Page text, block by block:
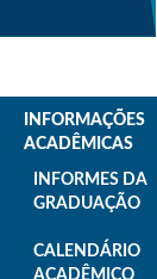
INFORMAÇÕES
ACADÊMICAS
INFORMES DA
GRADUAÇÃO
CALENDÁRIO
ACADÊMICO